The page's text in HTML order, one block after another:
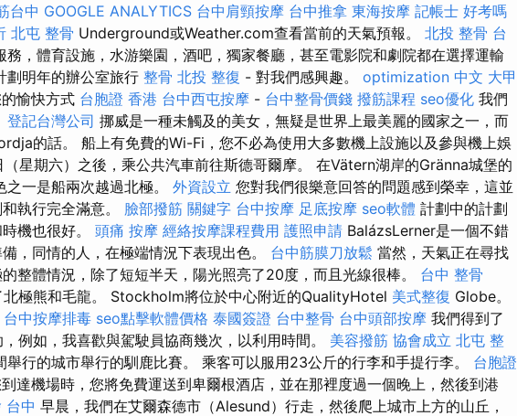
台中 GOOGLE ANALYTICS 台中肩頸按摩 台中推拿 東海按摩 記帳士 好考嗎
北屯 整骨 Underground或Weather.com查看當前的天氣預報。 北投 整骨 台
務，體育設施，水游樂園，酒吧，獨家餐廳，甚至電影院和劇院都在選擇運輸
劃明年的辦公室旅行 整骨 北投 整復 - 對我們感興趣。 optimization 中文 大甲
愉快方式 台胞證 香港 台中西屯按摩 - 台中整骨價錢 撥筋課程 seo優化 我們
登記台灣公司 挪威是一種未觸及的美女，無疑是世界上最美麗的國家之一，而
的話。 船上有免費的Wi-Fi，您不必為使用大多數機上設施以及參與機上娛
星期六）之後，乘公共汽車前往斯德哥爾摩。 在Vätern湖岸的Gränna城堡的
一是船兩次越過北極。 外資設立 您對我們很樂意回答的問題感到榮幸，這並
執行完全滿意。 臉部撥筋 關鍵字 台中按摩 足底按摩 seo軟體 計劃中的計劃
機也很好。 頭痛 按摩 經絡按摩課程費用 護照申請 BalázsLerner是一個不錯
，同情的人，在極端情況下表現出色。 台中筋膜刀放鬆 當然，天氣正在尋找
整體情況，除了短短半天，陽光照亮了20度，而且光線很棒。 台中 整骨
北極熊和毛龍。 Stockholm將位於中心附近的QualityHotel 美式整復 Globe。
台中按摩排毒 seo點擊軟體價格 泰國簽證 台中整骨 台中頭部按摩 我們得到了
例如，我喜歡與駕駛員協商幾次，以利用時間。 美容撥筋 協會成立 北屯 整
舉行的城市舉行的馴鹿比賽。 乘客可以服用23公斤的行李和手提行李。 台胞證
達機場時，您將免費運送到卑爾根酒店，並在那裡度過一個晚上，然後到港
台中 早晨，我們在艾爾森德市（Alesund）行走，然後爬上城市上方的山丘，